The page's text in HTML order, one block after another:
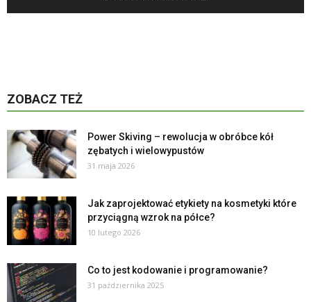
ZOBACZ TEŻ
Power Skiving – rewolucja w obróbce kół
zębatych i wielowypustów
31 maja 2026
Jak zaprojektować etykiety na kosmetyki które
przyciągną wzrok na półce?
10 lutego 2026
Co to jest kodowanie i programowanie?
31 października 2025